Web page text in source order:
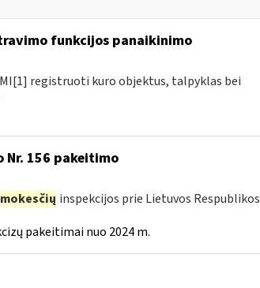
funkcijos panaikinimo
registruoti kuro objektus, talpyklas bei
Nr. 156 pakeitimo
mokesčių inspekcijos prie Lietuvos Respublikos
pakeitimai nuo 2024 m.